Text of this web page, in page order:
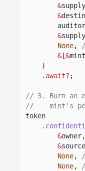
&
&
&
None,
&[&
)
.await? ;
// 3. Burn an
//    mint's
token
.
&owner,
&
None,
None,